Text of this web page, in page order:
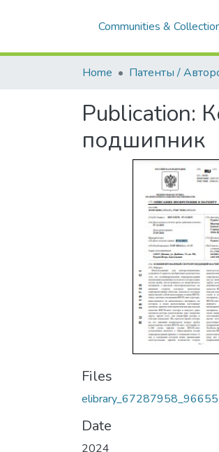
Communities &
Home
Publication:
подшипник
Files
Date
2024